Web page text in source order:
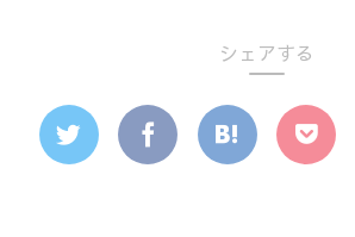
シェアする